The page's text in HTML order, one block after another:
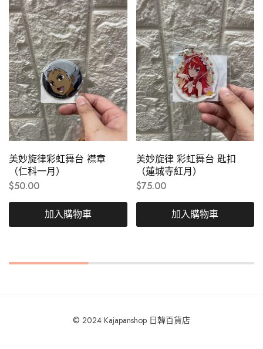
美妙旋律彩虹舞台 襟章
（仁科一月）
$50.00
加入購物車
美妙旋律 彩虹舞台 匙扣
（蓮城寺紅月）
$75.00
加入購物車
© 2024 Kajapanshop 日韓百貨店